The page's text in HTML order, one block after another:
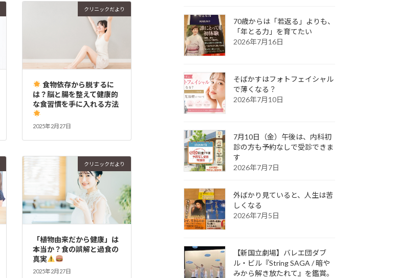
クリニックだより
食物依存から脱するに
は？脳と腸を整えて健康的
な食習慣を手に入れる方法
2025年2月27日
クリニックだより
「植物由来だから健康」は
本当か？食の誤解と過食の
真実
2025年2月27日
70歳からは「若返る」よりも、
「年とる力」を育てたい
2026年7月16日
そばかすはフォトフェイシャル
で薄くなる？
2026年7月10日
7月10日（金）午後は、内科初
診の方も予約なしで受診できま
す
2026年7月7日
外ばかり見ていると、人生は苦
しくなる
2026年7月5日
【新国立劇場】バレエ団ダブ
ル・ビル『String SAGA / 暗や
みから解き放たれて』を鑑賞。